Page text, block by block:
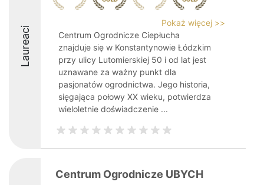
Laureaci
Pokaż więcej >>
Centrum Ogrodnicze Ciepłucha
znajduje się w Konstantynowie Łódzkim
przy ulicy Lutomierskiej 50 i od lat jest
uznawane za ważny punkt dla
pasjonatów ogrodnictwa. Jego historia,
sięgająca połowy XX wieku, potwierdza
wieloletnie doświadczenie ...
Centrum Ogrodnicze UBYCH